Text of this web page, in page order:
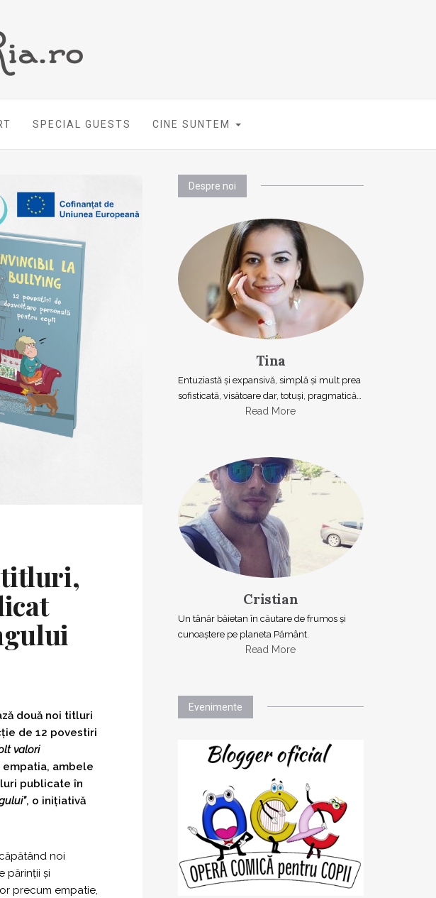
SPECIAL GUESTS CINE SUNTEM
titluri,
două noi titluri
de 12 povestiri
valori
ambele
publicate în
, o inițiativă
noi
părinții și
precum empatie,
Despre noi
Tina
Entuziastă şi expansivă, simplă şi mult prea
sofisticată, visătoare dar, totuşi, pragmatică…
Read More
Cristian
Un tânăr băietan în căutare de frumos și
cunoaștere pe planeta Pământ.
Read More
Evenimente